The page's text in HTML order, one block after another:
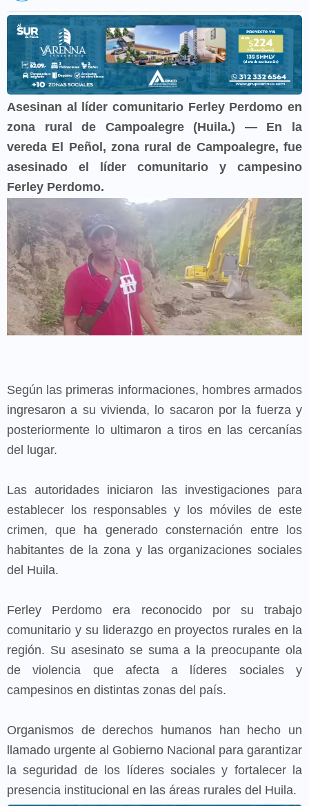
Asesinan al líder comunitario Ferley Perdomo en
zona rural de Campoalegre (Huila.) — En la
vereda El Peñol, zona rural de Campoalegre, fue
asesinado el líder comunitario y campesino
Ferley Perdomo.
Según las primeras informaciones, hombres armados
ingresaron a su vivienda, lo sacaron por la fuerza y
posteriormente lo ultimaron a tiros en las cercanías
del lugar.
Las autoridades iniciaron las investigaciones para
establecer los responsables y los móviles de este
crimen, que ha generado consternación entre los
habitantes de la zona y las organizaciones sociales
del Huila.
Ferley Perdomo era reconocido por su trabajo
comunitario y su liderazgo en proyectos rurales en la
región. Su asesinato se suma a la preocupante ola
de violencia que afecta a líderes sociales y
campesinos en distintas zonas del país.
Organismos de derechos humanos han hecho un
llamado urgente al Gobierno Nacional para garantizar
la seguridad de los líderes sociales y fortalecer la
presencia institucional en las áreas rurales del Huila.